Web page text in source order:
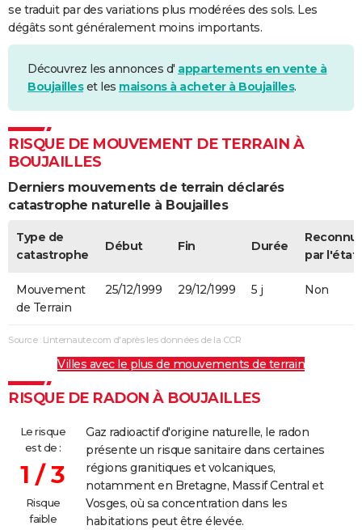
se traduit par des variations plus modérées des sols. Les
dégâts sont généralement moins importants.
Découvrez les annonces d' appartements en vente à
Boujailleset les maisons à acheter à Boujailles.
RISQUE DE MOUVEMENT DE TERRAIN À
BOUJAILLES
Derniers mouvements de terrain déclarés
catastrophe naturelle à Boujailles
Type de
catastrophe
Début Fin Durée
par l'état
Mouvement
de Terrain
25/12/1999 29/12/1999 5 j Non
Source : Linternaute.com d'après les données de la CCR
Villes avec le plus de mouvements de terrain
RISQUE DE RADON À BOUJAILLES
Le risque
est de :
1 / 3
Risque
faible
Gaz radioactif d'origine naturelle, le radon
présente un risque sanitaire dans certaines
régions granitiques et volcaniques,
notamment en Bretagne, Massif Central et
Vosges, où sa concentration dans les
habitations peut être élevée.